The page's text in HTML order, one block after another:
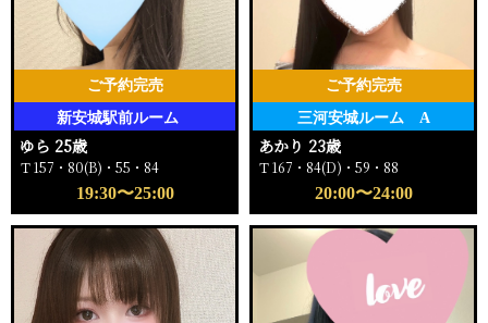
新安城駅前ルーム
ご予約完売
ゆら 25歳
Ｔ157・80(B)・55・84
19:30〜25:00
三河安城ルーム A
ご予約完売
あかり 23歳
Ｔ167・84(D)・59・88
20:00〜24:00